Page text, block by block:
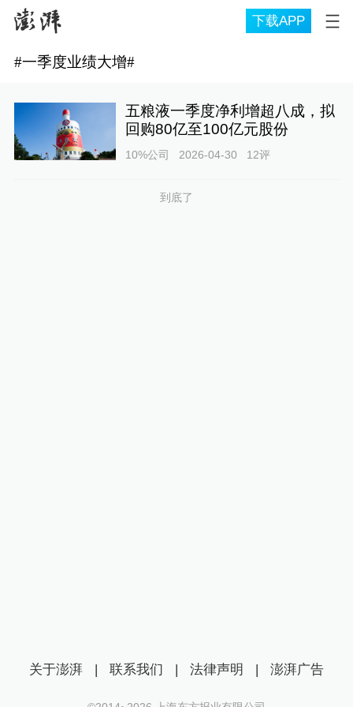
下载APP
#一季度业绩大增#
五粮液一季度净利增超八成，拟
回购80亿至100亿元股份
10%公司 2026-04-30 12评
到底了
关于澎湃 | 联系我们 | 法律声明 | 澎湃广告